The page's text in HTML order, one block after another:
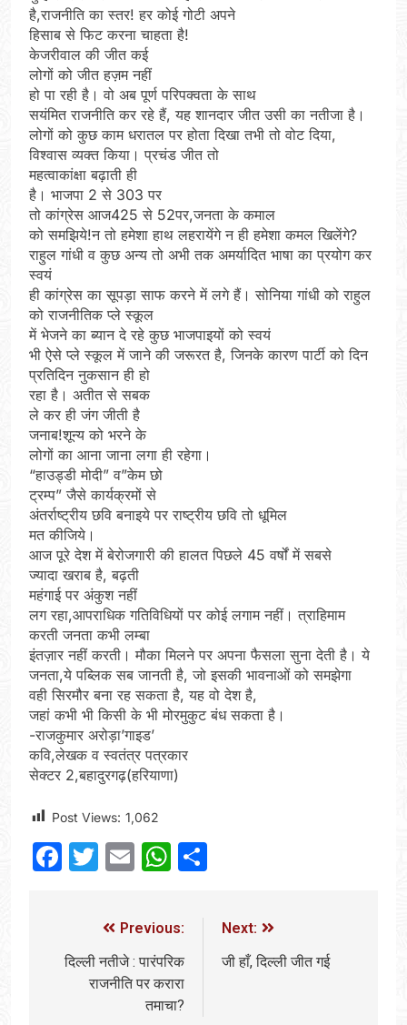
है,राजनीति का स्तर! हर कोई गोटी अपने
हिसाब से फिट करना चाहता है!
केजरीवाल की जीत कई
लोगों को जीत हज़म नहीं
हो पा रही है। वो अब पूर्ण परिपक्वता के साथ
सयंमित राजनीति कर रहे हैं, यह शानदार जीत उसी का नतीजा है।
लोगों को कुछ काम धरातल पर होता दिखा तभी तो वोट दिया,
विश्वास व्यक्त किया। प्रचंड जीत तो
महत्वाकांक्षा बढ़ाती ही
है। भाजपा 2 से 303 पर
तो कांग्रेस आज425 से 52पर,जनता के कमाल
को समझिये!न तो हमेशा हाथ लहरायेंगे न ही हमेशा कमल खिलेंगे?
राहुल गांधी व कुछ अन्य तो अभी तक अमर्यादित भाषा का प्रयोग कर
स्वयं
ही कांग्रेस का सूपड़ा साफ करने में लगे हैं। सोनिया गांधी को राहुल
को राजनीतिक प्ले स्कूल
में भेजने का ब्यान दे रहे कुछ भाजपाइयों को स्वयं
भी ऐसे प्ले स्कूल में जाने की जरूरत है, जिनके कारण पार्टी को दिन
प्रतिदिन नुकसान ही हो
रहा है। अतीत से सबक
ले कर ही जंग जीती है
जनाब!शून्य को भरने के
लोगों का आना जाना लगा ही रहेगा।
“हाउड्डी मोदी” व”केम छो
ट्रम्प” जैसे कार्यक्रमों से
अंतर्राष्ट्रीय छवि बनाइये पर राष्ट्रीय छवि तो धूमिल
मत कीजिये।
आज पूरे देश में बेरोजगारी की हालत पिछले 45 वर्षों में सबसे
ज्यादा खराब है, बढ़ती
महंगाई पर अंकुश नहीं
लग रहा,आपराधिक गतिविधियों पर कोई लगाम नहीं। त्राहिमाम
करती जनता कभी लम्बा
इंतज़ार नहीं करती। मौका मिलने पर अपना फैसला सुना देती है। ये
जनता,ये पब्लिक सब जानती है, जो इसकी भावनाओं को समझेगा
वही सिरमौर बना रह सकता है, यह वो देश है,
जहां कभी भी किसी के भी मोरमुकुट बंध सकता है।
-राजकुमार अरोड़ा’गाइड’
कवि,लेखक व स्वतंत्र पत्रकार
सेक्टर 2,बहादुरगढ़(हरियाणा)
Post Views: 1,062
Facebook
Twitter
EmailWhatsApp
Previous:
दिल्ली नतीजे : पारंपरिक
राजनीति पर करारा
तमाचा?
Next:
जी हाँ, दिल्ली जीत गई